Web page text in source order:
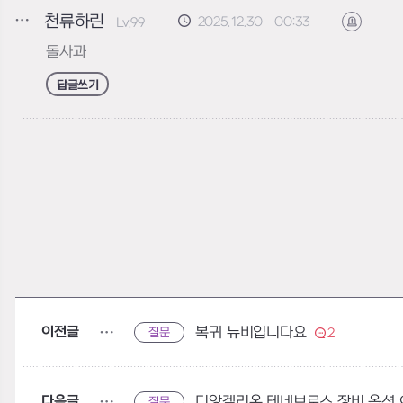
천류하린 Lv.99 2025.12.30 00:33 신고하기
돌사과
답글쓰기
이전글 질문 복귀 뉴비입니다요 2